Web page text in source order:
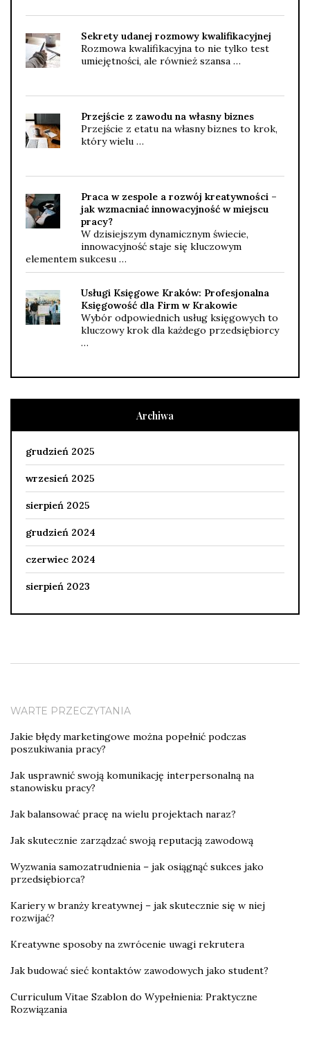
Sekrety udanej rozmowy kwalifikacyjnej
Rozmowa kwalifikacyjna to nie tylko test
umiejętności, ale również szansa …
Przejście z zawodu na własny biznes
Przejście z etatu na własny biznes to krok,
który wielu …
Praca w zespole a rozwój kreatywności –
jak wzmacniać innowacyjność w miejscu
pracy?
W dzisiejszym dynamicznym świecie,
innowacyjność staje się kluczowym
elementem sukcesu …
Usługi Księgowe Kraków: Profesjonalna
Księgowość dla Firm w Krakowie
Wybór odpowiednich usług księgowych to
kluczowy krok dla każdego przedsiębiorcy
…
Archiwa
grudzień 2025
wrzesień 2025
sierpień 2025
grudzień 2024
czerwiec 2024
sierpień 2023
WARTE PRZECZYTANIA
Jakie błędy marketingowe można popełnić podczas
poszukiwania pracy?
Jak usprawnić swoją komunikację interpersonalną na
stanowisku pracy?
Jak balansować pracę na wielu projektach naraz?
Jak skutecznie zarządzać swoją reputacją zawodową
Wyzwania samozatrudnienia – jak osiągnąć sukces jako
przedsiębiorca?
Kariery w branży kreatywnej – jak skutecznie się w niej
rozwijać?
Kreatywne sposoby na zwrócenie uwagi rekrutera
Jak budować sieć kontaktów zawodowych jako student?
Curriculum Vitae Szablon do Wypełnienia: Praktyczne
Rozwiązania